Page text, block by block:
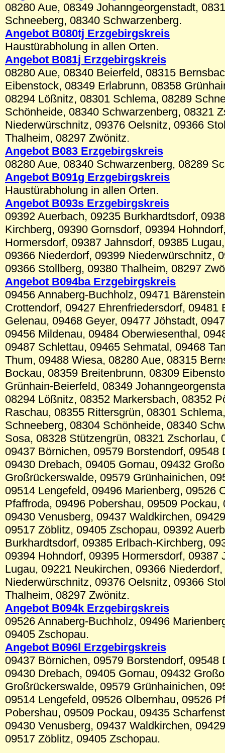
08280 Aue, 08349 Johanngeorgenstadt,
Schneeberg, 08340 Schwarzenberg.
Angebot B080tj Erzgebirgskreis
Haustürabholung in allen Orten.
Angebot B081j Erzgebirgskreis
08280 Aue, 08340 Beierfeld, 08315
Eibenstock, 08349 Erlabrunn, 08358
08294 Lößnitz, 08301 Schlema, 08289
Schönheide, 08340 Schwarzenberg, 08321
Niederwürschnitz, 09376 Oelsnitz, 09366
Thalheim, 08297 Zwönitz.
Angebot B083 Erzgebirgskreis
08280 Aue, 08340 Schwarzenberg, 08289
Angebot B091g Erzgebirgskreis
Haustürabholung in allen Orten.
Angebot B093s Erzgebirgskreis
09392 Auerbach, 09235 Burkhardtsdorf,
Kirchberg, 09390 Gornsdorf, 09394
Hormersdorf, 09387 Jahnsdorf, 09385
09366 Niederdorf, 09399 Niederwürschnitz,
09366 Stollberg, 09380 Thalheim, 08297
Angebot B094baErzgebirgskreis
09456 Annaberg-Buchholz, 09471
Crottendorf, 09427 Ehrenfriedersdorf, 09481
Gelenau, 09468 Geyer, 09477 Jöhstadt,
09456 Mildenau, 09484 Oberwiesenthal,
09487 Schlettau, 09465 Sehmatal, 09468
Thum, 09488 Wiesa, 08280 Aue, 08315
Bockau, 08359 Breitenbrunn, 08309
Grünhain-Beierfeld, 08349
08294 Lößnitz, 08352 Markersbach, 08352
Raschau, 08355 Rittersgrün, 08301
Schneeberg, 08304 Schönheide, 08340
Sosa, 08328 Stützengrün, 08321 Zschorlau,
09437 Börnichen, 09579 Borstendorf, 09548
09430 Drebach, 09405 Gornau, 09432
Großrückerswalde, 09579 Grünhainichen,
09514 Lengefeld, 09496 Marienberg, 09526
Pfaffroda, 09496 Pobershau, 09509 Pockau,
09430 Venusberg, 09437 Waldkirchen,
09517 Zöblitz, 09405 Zschopau, 09392
Burkhardtsdorf, 09385 Erlbach-Kirchberg,
09394 Hohndorf, 09395 Hormersdorf, 09387
Lugau, 09221 Neukirchen, 09366
Niederwürschnitz, 09376 Oelsnitz, 09366
Thalheim, 08297 Zwönitz.
Angebot B094k Erzgebirgskreis
09526 Annaberg-Buchholz, 09496
09405 Zschopau.
Angebot B096l Erzgebirgskreis
09437 Börnichen, 09579 Borstendorf, 09548
09430 Drebach, 09405 Gornau, 09432
Großrückerswalde, 09579 Grünhainichen,
09514 Lengefeld, 09526 Olbernhau, 09526
Pobershau, 09509 Pockau, 09435
09430 Venusberg, 09437 Waldkirchen,
09517 Zöblitz, 09405 Zschopau.